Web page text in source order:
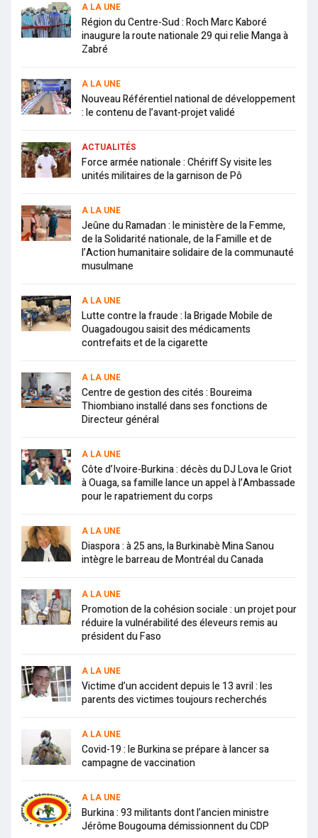
A LA UNE
Région du Centre-Sud : Roch Marc Kaboré
inaugure la route nationale 29 qui relie Manga à
Zabré
A LA UNE
Nouveau Référentiel national de développement
: le contenu de l’avant-projet validé
ACTUALITÉS
Force armée nationale : Chériff Sy visite les
unités militaires de la garnison de Pô
A LA UNE
Jeûne du Ramadan : le ministère de la Femme,
de la Solidarité nationale, de la Famille et de
l’Action humanitaire solidaire de la communauté
musulmane
A LA UNE
Lutte contre la fraude : la Brigade Mobile de
Ouagadougou saisit des médicaments
contrefaits et de la cigarette
A LA UNE
Centre de gestion des cités : Boureima
Thiombiano installé dans ses fonctions de
Directeur général
A LA UNE
Côte d’Ivoire-Burkina : décès du DJ Lova le Griot
à Ouaga, sa famille lance un appel à l’Ambassade
pour le rapatriement du corps
A LA UNE
Diaspora : à 25 ans, la Burkinabè Mina Sanou
intègre le barreau de Montréal du Canada
A LA UNE
Promotion de la cohésion sociale : un projet pour
réduire la vulnérabilité des éleveurs remis au
président du Faso
A LA UNE
Victime d’un accident depuis le 13 avril : les
parents des victimes toujours recherchés
A LA UNE
Covid-19 : le Burkina se prépare à lancer sa
campagne de vaccination
A LA UNE
Burkina : 93 militants dont l’ancien ministre
Jérôme Bougouma démissionnent du CDP